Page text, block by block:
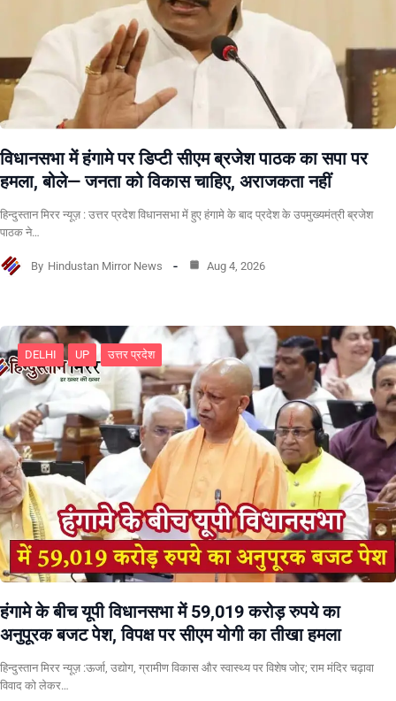
विधानसभा में हंगामे पर डिप्टी सीएम ब्रजेश पाठक का सपा पर
हमला, बोले— जनता को विकास चाहिए, अराजकता नहीं
हिन्दुस्तान मिरर न्यूज़ : उत्तर प्रदेश विधानसभा में हुए हंगामे के बाद प्रदेश के उपमुख्यमंत्री ब्रजेश
पाठक ने…
By Hindustan Mirror News Aug 4, 2026
DELHI UP उत्तर प्रदेश
हंगामे के बीच यूपी विधानसभा में 59,019 करोड़ रुपये का
अनुपूरक बजट पेश, विपक्ष पर सीएम योगी का तीखा हमला
हिन्दुस्तान मिरर न्यूज़ :ऊर्जा, उद्योग, ग्रामीण विकास और स्वास्थ्य पर विशेष जोर; राम मंदिर चढ़ावा
विवाद को लेकर…